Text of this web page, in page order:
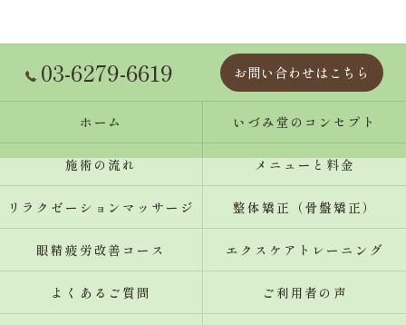
03-6279-6619 お問い合わせはこちら
ホーム いづみ堂のコンセプト
施術の流れ メニューと料金
リラクゼーションマッサージ 整体矯正（骨盤矯正）
眼精疲労改善コース エクスケアトレーニング
よくあるご質問 ご利用者の声